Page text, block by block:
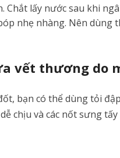
Chắt lấy nước sau khi
nhẹ nhàng. Nên dùng
vết thương do
bạn có thể dùng tỏi
chịu và các nốt sưng